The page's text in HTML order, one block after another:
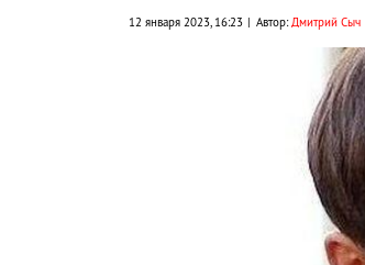
12 января 2023, 16:23 Автор:Дмитрий Сыч